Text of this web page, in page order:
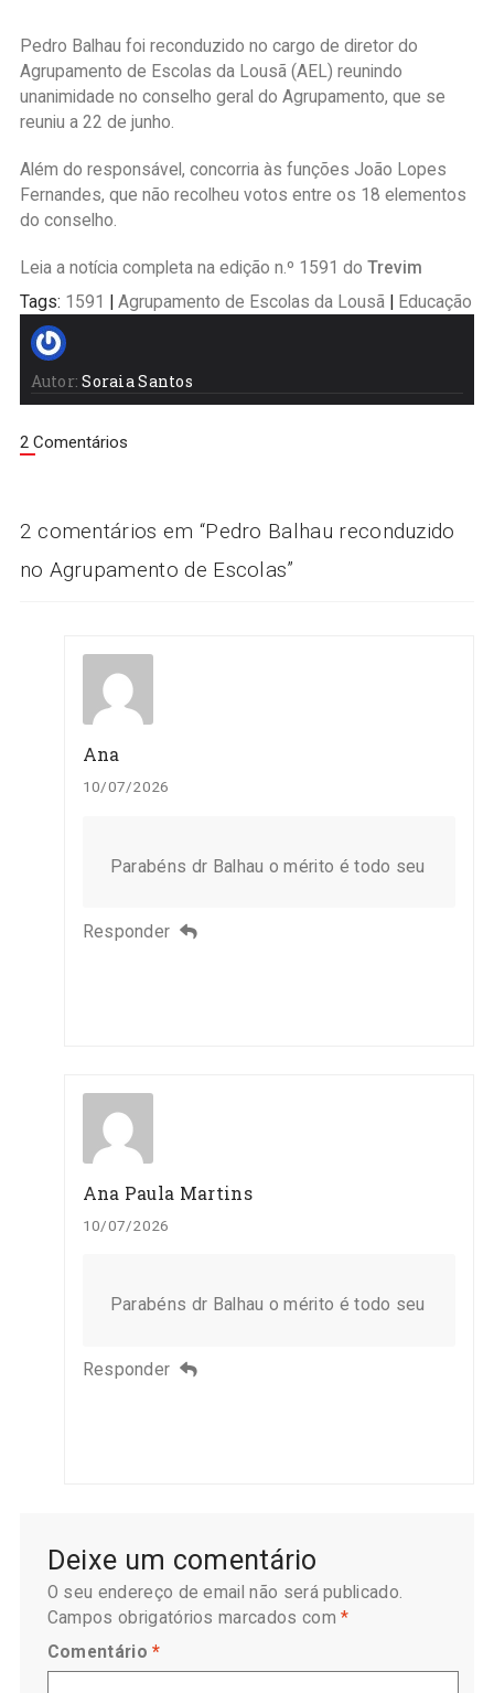
Pedro Balhau foi reconduzido no cargo de diretor do
Agrupamento de Escolas da Lousã (AEL) reunindo
unanimidade no conselho geral do Agrupamento, que se
reuniu a 22 de junho.
Além do responsável, concorria às funções João Lopes
Fernandes, que não recolheu votos entre os 18 elementos
do conselho.
Leia a notícia completa na edição n.º 1591 do Trevim
Tags: 1591 Agrupamento de Escolas da Lousã Educação
Autor: Soraia Santos
2 Comentários
2 comentários em “Pedro Balhau reconduzido
no Agrupamento de Escolas”
Ana
10/07/2026
Parabéns dr Balhau o mérito é todo seu
Responder
Ana Paula Martins
10/07/2026
Parabéns dr Balhau o mérito é todo seu
Responder
Deixe um comentário
O seu endereço de email não será publicado.
Campos obrigatórios marcados com*
Comentário*